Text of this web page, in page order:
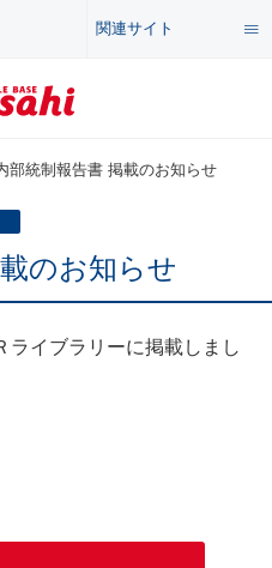
関連サイト
部統制報告書 掲載のお知らせ
のお知らせ
ライブラリーに掲載しまし